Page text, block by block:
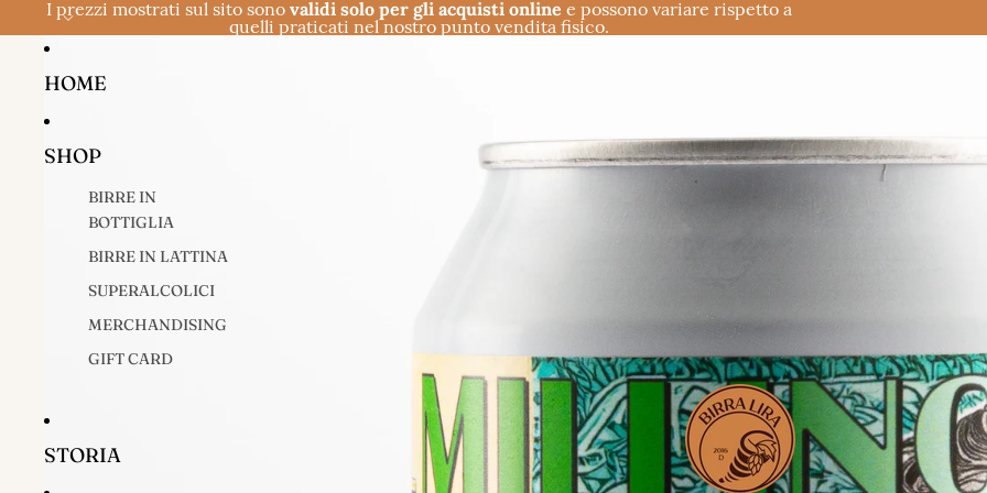
I prezzi mostrati sul sito sono validi solo per gli acquisti online e possono variare rispetto a
quelli praticati nel nostro punto vendita fisico.
HOME
SHOP
BIRRE IN
BOTTIGLIA
BIRRE IN LATTINA
SUPERALCOLICI
MERCHANDISING
GIFT CARD
STORIA